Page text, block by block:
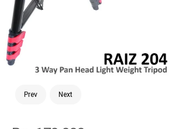
Prev Next